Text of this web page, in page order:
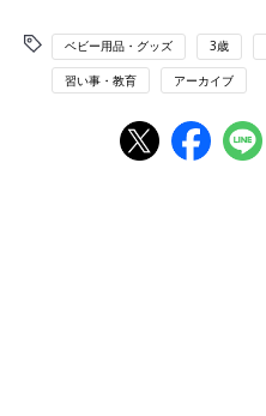
ベビー用品・グッズ 3歳
習い事・教育 アーカイブ